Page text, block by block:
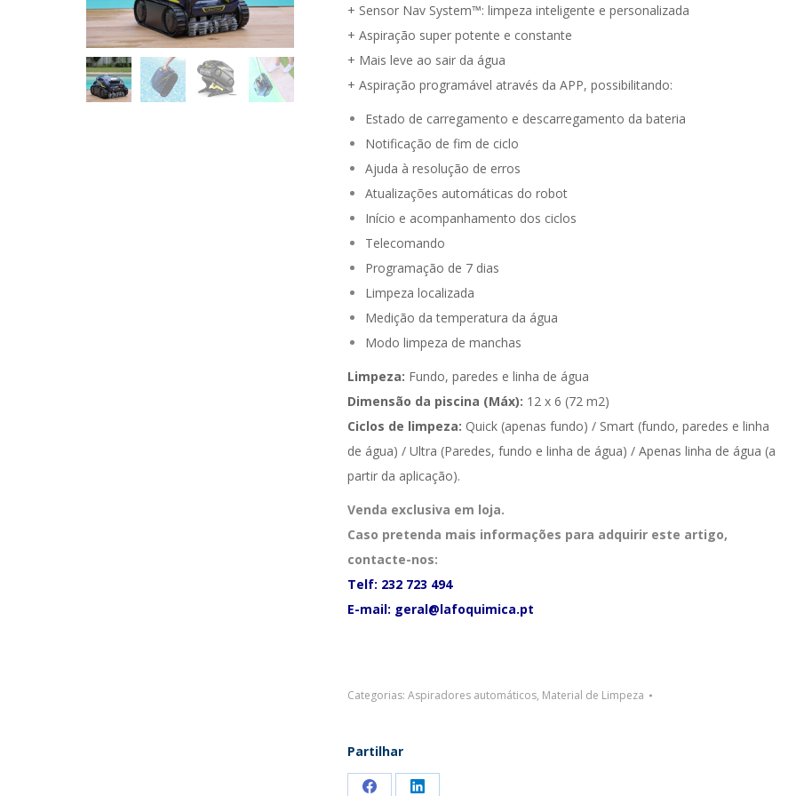
+ Sensor Nav System™: limpeza inteligente e personalizada
+ Aspiração super potente e constante
+ Mais leve ao sair da água
+ Aspiração programável através da APP, possibilitando:
Estado de carregamento e descarregamento da bateria
Notificação de fim de ciclo
Ajuda à resolução de erros
Atualizações automáticas do robot
Início e acompanhamento dos ciclos
Telecomando
Programação de 7 dias
Limpeza localizada
Medição da temperatura da água
Modo limpeza de manchas
Limpeza: Fundo, paredes e linha de água
Dimensão da piscina (Máx): 12 x 6 (72 m2)
Ciclos de limpeza: Quick (apenas fundo) / Smart (fundo, paredes e linha
de água) / Ultra (Paredes, fundo e linha de água) / Apenas linha de água (a
partir da aplicação).
Venda exclusiva em loja.
Caso pretenda mais informações para adquirir este artigo,
contacte-nos:
Telf: 232 723 494
E-mail: geral@lafoquimica.pt
Categorias: Aspiradores automáticos, Material de Limpeza
Partilhar